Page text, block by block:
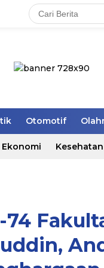
Otomotif
Ekonomi Kesehatan
74